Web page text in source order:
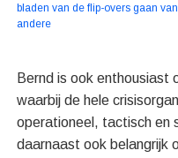
bladen van de flip-overs gaan
andere
Bernd is ook enthousiast
waarbij de hele
operationeel, tactisch en
daarnaast ook belangrijk